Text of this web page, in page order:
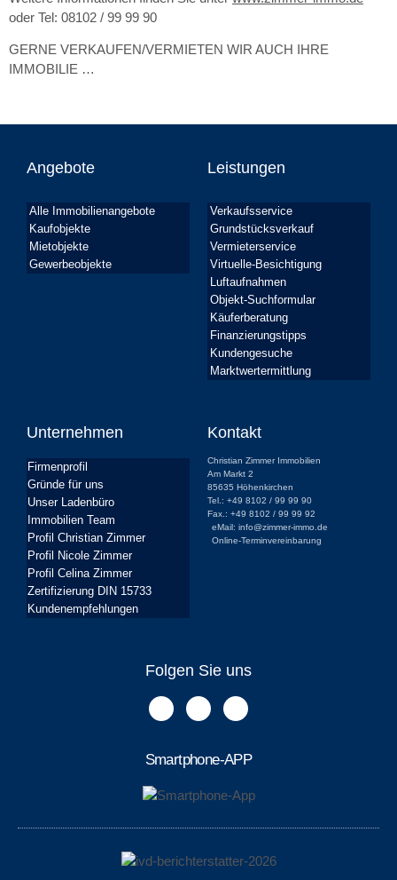
oder Tel: 08102 / 99 99 90
GERNE VERKAUFEN/VERMIETEN WIR AUCH IHRE
IMMOBILIE …
Angebote
Alle Immobilienangebote
Kaufobjekte
Mietobjekte
Gewerbeobjekte
Leistungen
Verkaufsservice
Grundstücksverkauf
Vermieterservice
Virtuelle-Besichtigung
Luftaufnahmen
Objekt-Suchformular
Käuferberatung
Finanzierungstipps
Kundengesuche
Marktwertermittlung
Unternehmen
Firmenprofil
Gründe für uns
Unser Ladenbüro
Immobilien Team
Profil Christian Zimmer
Profil Nicole Zimmer
Profil Celina Zimmer
Zertifizierung DIN 15733
Kundenempfehlungen
Kontakt
Christian Zimmer Immobilien
Am Markt 2
85635 Höhenkirchen
Tel.: +49 8102 / 99 99 90
Fax.: +49 8102 / 99 99 92
eMail: info@zimmer-immo.de
Online-Terminvereinbarung
Folgen Sie uns
Smartphone-APP